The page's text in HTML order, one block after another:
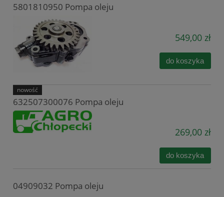
5801810950 Pompa oleju
549,00 zł
do koszyka
632507300076 Pompa oleju
269,00 zł
do koszyka
nowość
04909032 Pompa oleju